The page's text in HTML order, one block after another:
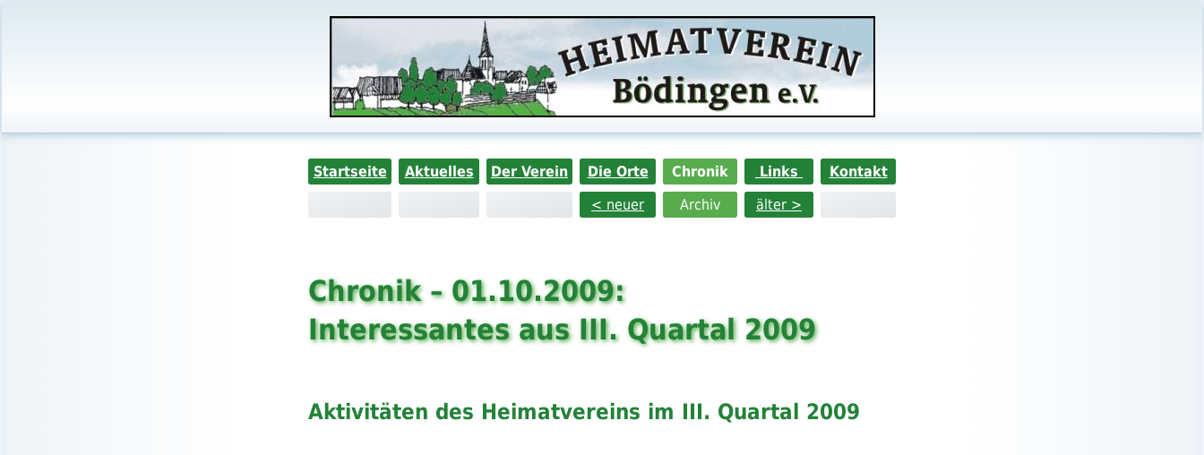
Startseite Aktuelles Der Verein Die Orte Chronik Links
Kontakt
< neuer
Archiv älter >
Chronik – 01.10.2009:
Interessantes aus III. Quartal 2009
Aktivitäten des Heimatvereins im III. Quartal 2009